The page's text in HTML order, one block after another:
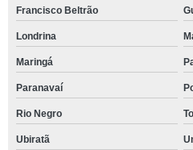
Francisco Beltrão
Londrina
Maringá
Paranavaí
Rio Negro
Ubiratã